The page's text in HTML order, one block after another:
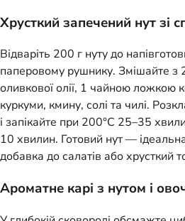
Хрусткий запечений нут зі
Відваріть 200 г нуту до
паперовому рушнику. Змішайте з
оливкової олії, 1 чайною ложкою
куркуми, кмину, солі та чилі.
і запікайте при 200°C 25–35
10 хвилин. Готовий нут —
добавка до салатів або хрусткий
Ароматне карі з нутом і